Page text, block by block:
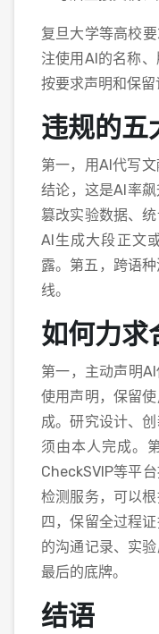
复旦大学等高校
注使用AI的名称
按要求声明和保留
违规的五
第一，用AI代写
结论，这是AI率
篡改实验数据、
AI生成大段正文
露。第五，跨语
线。
如何力求
第一，主动声明
使用声明，保留
成。研究设计、
须由本人完成。
CheckSVIP等平
检测服务，可以
四，保留全过程
的沟通记录、实
最后的底牌。
结语